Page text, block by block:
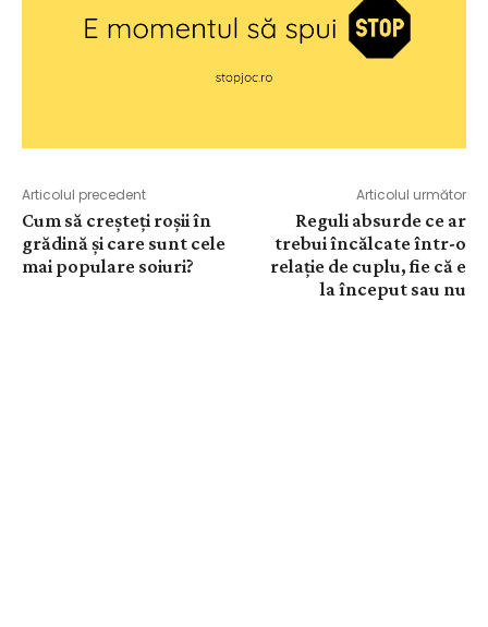
Articolul precedent
Cum să creșteți roșii în
grădină și care sunt cele
mai populare soiuri?
Articolul următor
Reguli absurde ce ar
trebui încălcate într-o
relație de cuplu, fie că e
la început sau nu